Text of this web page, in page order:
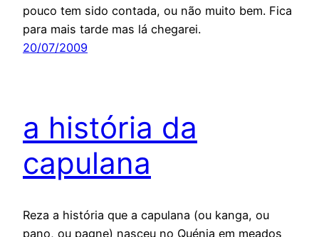
pouco tem sido contada, ou não muito bem. Fica
para mais tarde mas lá chegarei.
20/07/2009
a história da
capulana
Reza a história que a capulana (ou kanga, ou
pano, ou pagne) nasceu no Quénia em meados